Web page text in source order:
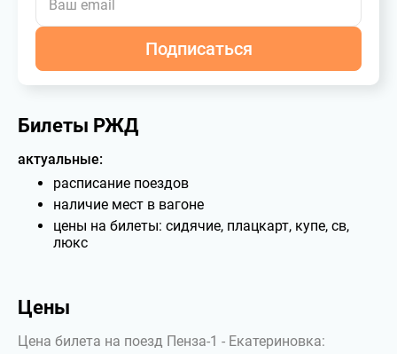
Подписаться
Билеты РЖД
актуальные:
расписание поездов
наличие мест в вагоне
цены на билеты: сидячие, плацкарт, купе, св,
люкс
Цены
Цена билета на поезд Пенза-1 - Екатериновка: